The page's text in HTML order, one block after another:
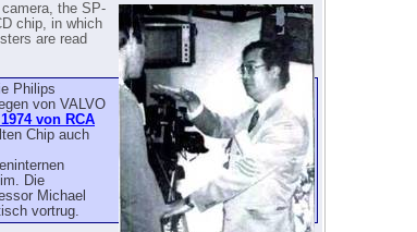
camera, the SP-
chip, in which
are read
Philips
von VALVO
von RCA
Chip auch
Die
Michael
vortrug.